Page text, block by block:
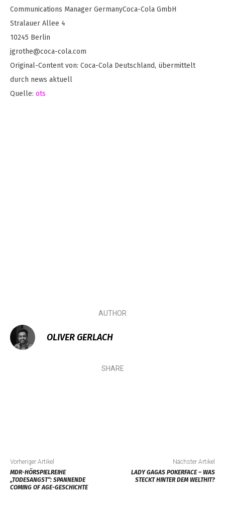
Communications Manager GermanyCoca-Cola GmbH
Stralauer Allee 4
10245 Berlin
jgrothe@coca-cola.com
Original-Content von: Coca-Cola Deutschland, übermittelt
durch news aktuell
Quelle: ots
AUTHOR
OLIVER GERLACH
SHARE
Vorheriger Artikel
MDR-HÖRSPIELREIHE
„TODESANGST“: SPANNENDE
COMING OF AGE-GESCHICHTE
Nächster Artikel
LADY GAGAS POKERFACE – WAS
STECKT HINTER DEM WELTHIT?